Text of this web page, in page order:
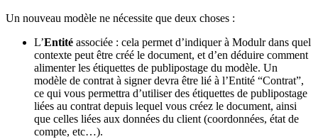
Un nouveau modèle ne nécessite que deux choses :
L’Entité associée : cela permet d’indiquer à Modulr dans quel
contexte peut être créé le document, et d’en déduire comment
alimenter les étiquettes de publipostage du modèle. Un
modèle de contrat à signer devra être lié à l’Entité “Contrat”,
ce qui vous permettra d’utiliser des étiquettes de publipostage
liées au contrat depuis lequel vous créez le document, ainsi
que celles liées aux données du client (coordonnées, état de
compte, etc…).